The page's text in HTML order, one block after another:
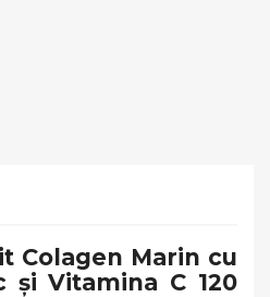
Colagen Marin cu
și Vitamina C 120